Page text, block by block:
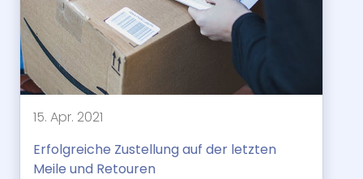
15. Apr. 2021
Erfolgreiche Zustellung auf der letzten
Meile und Retouren